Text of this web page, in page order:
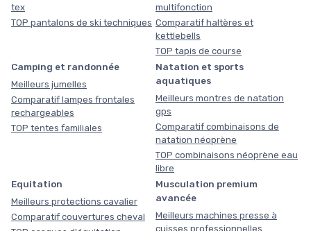
tex
TOP pantalons de ski techniques
multifonction
Comparatif haltères et
kettlebells
TOP tapis de course
Camping et randonnée
Meilleurs jumelles
Comparatif lampes frontales
rechargeables
TOP tentes familiales
Natation et sports
aquatiques
Meilleurs montres de natation
gps
Comparatif combinaisons de
natation néoprène
TOP combinaisons néoprène eau
libre
Equitation
Meilleurs protections cavalier
Comparatif couvertures cheval
Musculation premium
avancée
Meilleurs machines presse à
cuisses professionnelles